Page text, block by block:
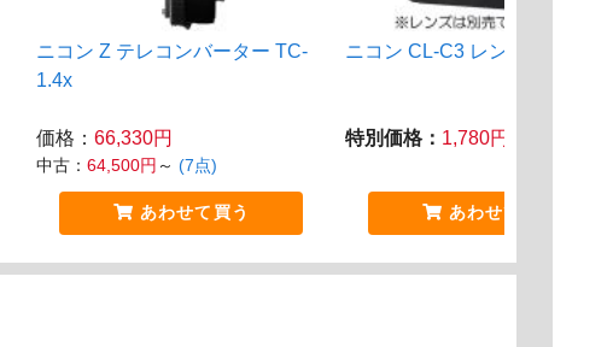
ニコン Z テレコンバーター TC-
1.4x
価格： 66,330円
中古： 64,500円 ～ (7点)
あわせて買う
ニコン CL-C3 レンズケース
特別価格： 1,780円
あわせて買う